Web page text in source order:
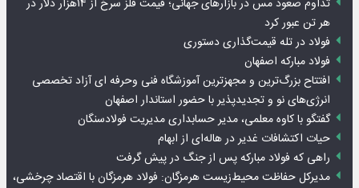
تداوم صعود مس در بازارهای جهانی؛ قیمت فلز سرخ از ۱۴هزار دلار در
هر تن عبور کرد
فولاد در تله قیمت‌گذاری دستوری
فولاد مبارکه اصفهان
افتتاح بزرگ‌ترین و مجهزترین آموزشگاه فنی وحرفه ای آزاد تخصصی
انرژی‌های نو و تجدیدپذیر با حضور استاندار اصفهان
گفتگو با کاوه معلمی، مدیر حسابداری مدیریت فولادسنگان
حیات اکتشافات غدیر در هاله‌ای از ابهام
راهی که فولاد مبارکه پس از جنگ در پیش گرفت
مدیرکل حفاظت محیط‌زیست هرمزگان: فولاد هرمزگان با اقتصاد چرخشی،